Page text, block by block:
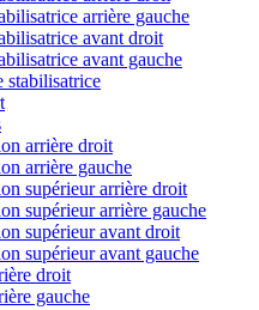
arrière gauche
avant droit
avant gauche
stabilisatrice
arrière droit
arrière gauche
supérieur arrière droit
supérieur arrière gauche
supérieur avant droit
supérieur avant gauche
droit
gauche